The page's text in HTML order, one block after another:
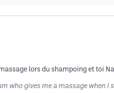
lors du shampoing et toi
who gives me a massage when